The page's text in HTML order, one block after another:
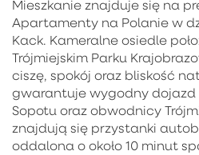
Mieszkanie znajduje się na
Apartamenty na Polanie w
Kack. Kameralne osiedle
Trójmiejskim Parku
ciszę, spokój oraz bliskość
gwarantuje wygodny dojazd
Sopotu oraz obwodnicy
znajdują się przystanki
oddalona o około 10 minut